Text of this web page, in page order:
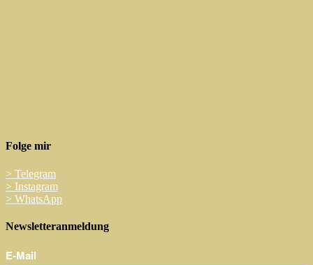
Folge mir
> Telegram
> Instagram
> WhatsApp
Newsletteranmeldung